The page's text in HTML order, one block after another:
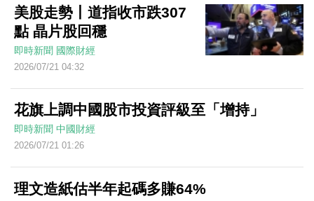
美股走勢丨道指收市跌307
點 晶片股回穩
即時新聞 國際財經
2026/07/21 04:32
花旗上調中國股市投資評級至「增持」
即時新聞 中國財經
2026/07/21 01:26
理文造紙估半年起碼多賺64%